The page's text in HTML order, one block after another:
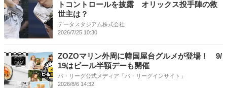
トコントロールを披露 オリックス投手陣の救
世主は？
データスタジアム株式会社
2026/7/25 10:30
ZOZOマリン外周に韓国屋台グルメが登場！ 9/
19はビール半額デーも開催
パ・リーグ公式メディア「パ・リーグインサイト」
2026/8/6 14:32